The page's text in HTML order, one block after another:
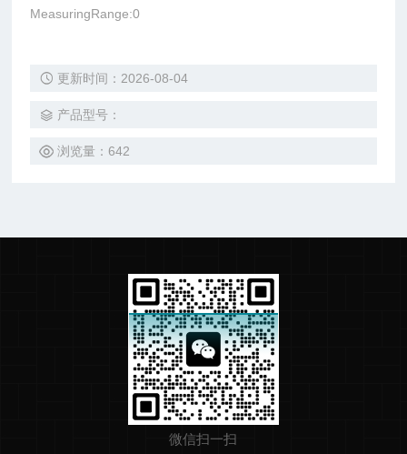
MeasuringRange:0
更新时间：2026-08-04
产品型号：
浏览量：642
微信扫一扫